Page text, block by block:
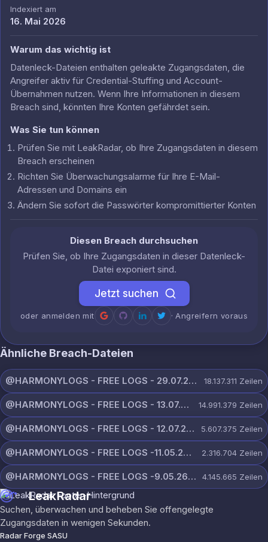
Indexiert am
16. Mai 2026
Warum das wichtig ist
Datenleck-Dateien enthalten geleakte Zugangsdaten, die
Angreifer aktiv für Credential-Stuffing und Account-
Übernahmen nutzen. Wenn Ihre Informationen in diesem
Breach sind, könnten Ihre Konten gefährdet sein.
Was Sie tun können
Prüfen Sie mit LeakRadar, ob Ihre Zugangsdaten in diesem
Breach erscheinen
Richten Sie Überwachungsalarme für Ihre E-Mail-
Adressen und Domains ein
Ändern Sie sofort die Passwörter kompromittierter Konten
Diesen Breach durchsuchen
Prüfen Sie, ob Ihre Zugangsdaten in dieser Datenleck-
Datei exponiert sind.
Jetzt suchen
oder anmelden mit · Angreifern voraus
Ähnliche Breach-Dateien
@HARMONYLOGS - FREE LOGS - 29.07.26.zip 18.137.311 Zeilen
@HARMONYLOGS - FREE LOGS - 13.07.26.zip 14.991.379 Zeilen
@HARMONYLOGS - FREE LOGS - 12.07.26.zip 5.607.375 Zeilen
@HARMONYLOGS - FREE LOGS -11.05.26.rar 2.316.704 Zeilen
@HARMONYLOGS - FREE LOGS -9.05.26.rar 4.145.665 Zeilen
LeakRadar
Suchen, überwachen und beheben Sie offengelegte
Zugangsdaten in wenigen Sekunden.
Radar Forge SASU